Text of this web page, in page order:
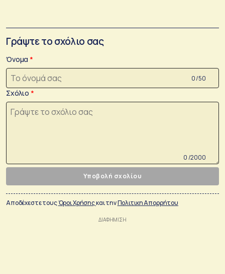
Γράψτε το σχόλιο σας
Όνομα
0 /50
Σχόλιο
0 /2000
Υποβολή σχολίου
Αποδέχεστε τουςΌροι Χρήσηςκαι τηνΠολιτικη Απορρήτου